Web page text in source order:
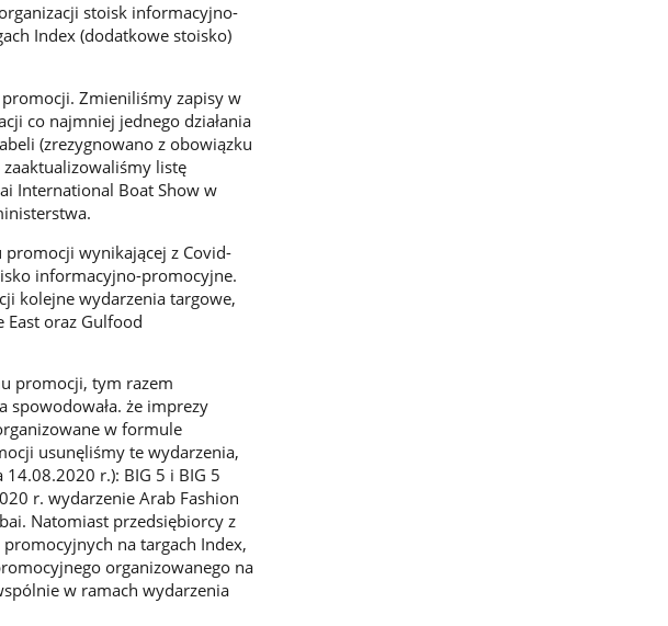
stoisk informacyjno-
Index (dodatkowe stoisko)
Zmieniliśmy zapisy w
co najmniej jednego działania
(zrezygnowano z obowiązku
listę
International Boat Show w
wynikającej z Covid-
informacyjno-promocyjne.
kolejne wydarzenia targowe,
oraz Gulfood
promocji, tym razem
spowodowała. że imprezy
w formule
usunęliśmy te wydarzenia,
r.): BIG 5 i BIG 5
r. wydarzenie Arab Fashion
Natomiast przedsiębiorcy z
na targach Index,
organizowanego na
w ramach wydarzenia